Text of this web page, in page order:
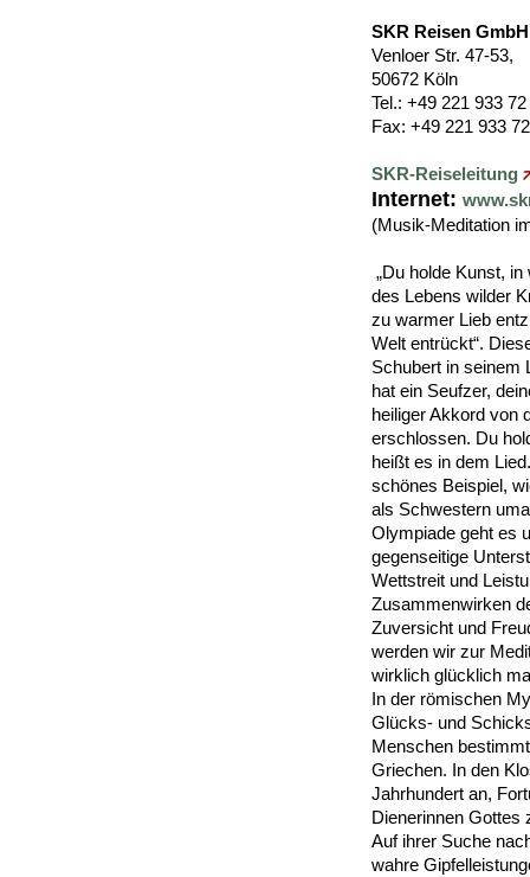
SKR Reisen GmbH
Venloer Str. 47-53,
50672 Köln
Tel.: +49 221 933
Fax: +49 221 933
SKR-Reiseleitung
Internet:
(Musik-Meditation
„Du holde Kunst,
des Lebens wilder
zu warmer Lieb
Welt entrückt“.
Schubert in seinem
hat ein Seufzer,
heiliger Akkord von
erschlossen. Du
heißt es in dem
schönes Beispiel,
als Schwestern
Olympiade geht es
gegenseitige
Wettstreit und
Zusammenwirken
Zuversicht und
werden wir zur
wirklich glücklich
In der römischen
Glücks- und
Menschen
Griechen. In den
Jahrhundert an,
Dienerinnen Gottes
Auf ihrer Suche
wahre